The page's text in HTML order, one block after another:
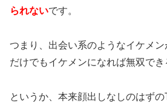
られないです。
つまり、出会い系のようなイケメ
だけでもイケメンになれば無双でき
というか、本来顔出しなしのはず